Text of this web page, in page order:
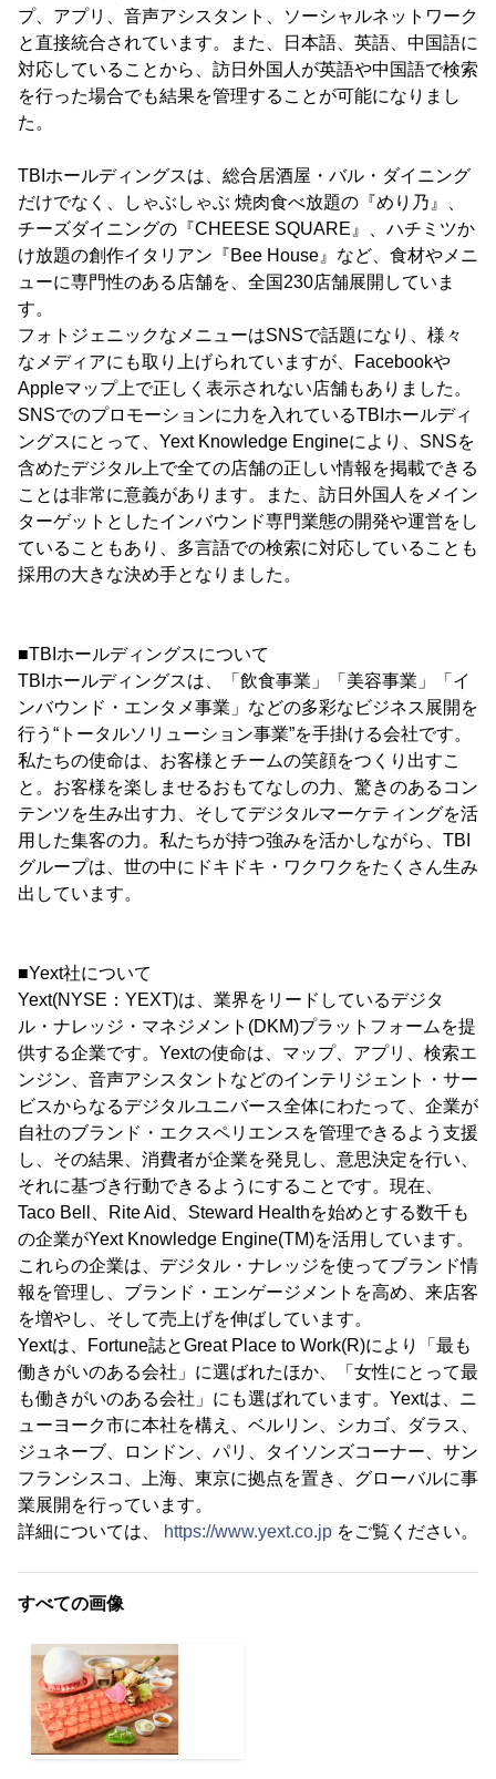
プ、アプリ、音声アシスタント、ソーシャルネットワーク
と直接統合されています。また、日本語、英語、中国語に
対応していることから、訪日外国人が英語や中国語で検索
を行った場合でも結果を管理することが可能になりまし
た。
TBIホールディングスは、総合居酒屋・バル・ダイニング
だけでなく、しゃぶしゃぶ 焼肉食べ放題の『めり乃』、
チーズダイニングの『CHEESE SQUARE』、ハチミツか
け放題の創作イタリアン『Bee House』など、食材やメニ
ューに専門性のある店舗を、全国230店舗展開していま
す。
フォトジェニックなメニューはSNSで話題になり、様々
なメディアにも取り上げられていますが、Facebookや
Appleマップ上で正しく表示されない店舗もありました。
SNSでのプロモーションに力を入れているTBIホールディ
ングスにとって、Yext Knowledge Engineにより、SNSを
含めたデジタル上で全ての店舗の正しい情報を掲載できる
ことは非常に意義があります。また、訪日外国人をメイン
ターゲットとしたインバウンド専門業態の開発や運営をし
ていることもあり、多言語での検索に対応していることも
採用の大きな決め手となりました。
■TBIホールディングスについて
TBIホールディングスは、「飲食事業」「美容事業」「イ
ンバウンド・エンタメ事業」などの多彩なビジネス展開を
行う“トータルソリューション事業”を手掛ける会社です。
私たちの使命は、お客様とチームの笑顔をつくり出すこ
と。お客様を楽しませるおもてなしの力、驚きのあるコン
テンツを生み出す力、そしてデジタルマーケティングを活
用した集客の力。私たちが持つ強みを活かしながら、TBI
グループは、世の中にドキドキ・ワクワクをたくさん生み
出しています。
■Yext社について
Yext(NYSE：YEXT)は、業界をリードしているデジタ
ル・ナレッジ・マネジメント(DKM)プラットフォームを提
供する企業です。Yextの使命は、マップ、アプリ、検索エ
ンジン、音声アシスタントなどのインテリジェント・サー
ビスからなるデジタルユニバース全体にわたって、企業が
自社のブランド・エクスペリエンスを管理できるよう支援
し、その結果、消費者が企業を発見し、意思決定を行い、
それに基づき行動できるようにすることです。現在、
Taco Bell、Rite Aid、Steward Healthを始めとする数千も
の企業がYext Knowledge Engine(TM)を活用しています。
これらの企業は、デジタル・ナレッジを使ってブランド情
報を管理し、ブランド・エンゲージメントを高め、来店客
を増やし、そして売上げを伸ばしています。
Yextは、Fortune誌とGreat Place to Work(R)により「最も
働きがいのある会社」に選ばれたほか、「女性にとって最
も働きがいのある会社」にも選ばれています。Yextは、ニ
ューヨーク市に本社を構え、ベルリン、シカゴ、ダラス、
ジュネーブ、ロンドン、パリ、タイソンズコーナー、サン
フランシスコ、上海、東京に拠点を置き、グローバルに事
業展開を行っています。
詳細については、
https://www.yext.co.jp をご覧ください。
すべての画像